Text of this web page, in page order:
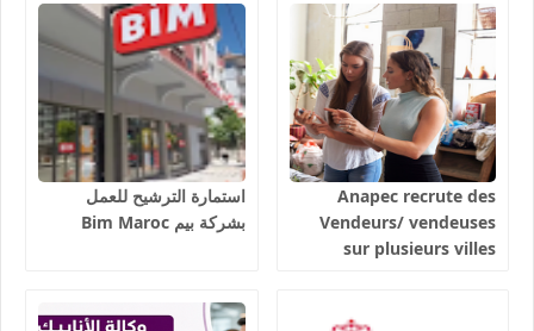
المملكة 2026
Anapec recrute des
Vendeurs/ vendeuses
sur plusieurs villes
استمارة الترشيح للعمل
بشركة بيم Bim Maroc